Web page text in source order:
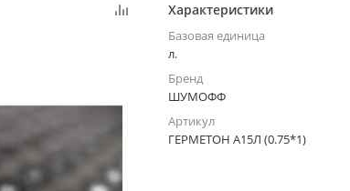
Характеристики
Базовая единица
л.
Бренд
ШУМОФФ
Артикул
ГЕРМЕТОН А15Л (0.75*1)